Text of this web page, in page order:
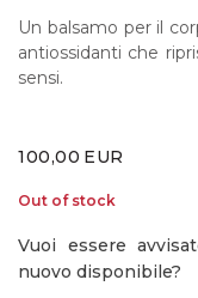
Un balsamo per il
antiossidanti che
sensi.
100,00 EUR
Out of stock
Vuoi essere
nuovo disponibile?